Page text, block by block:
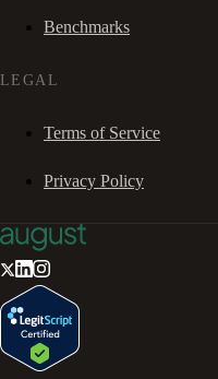
Benchmarks
LEGAL
Terms of Service
Privacy Policy